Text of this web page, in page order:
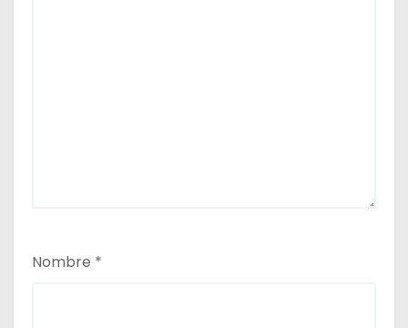
Nombre *